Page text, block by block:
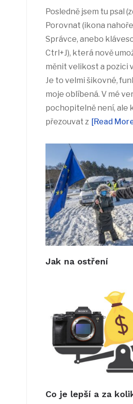
Posledně jsem tu psal
Porovnat (ikona
Správce, anebo
Ctrl+J), která nově
měnit velikost a pozici
Je to velmi šikovné,
moje oblíbená. V mé
pochopitelně není, ale
přezouvat z [Read
Jak na ostření
Co je lepší a za